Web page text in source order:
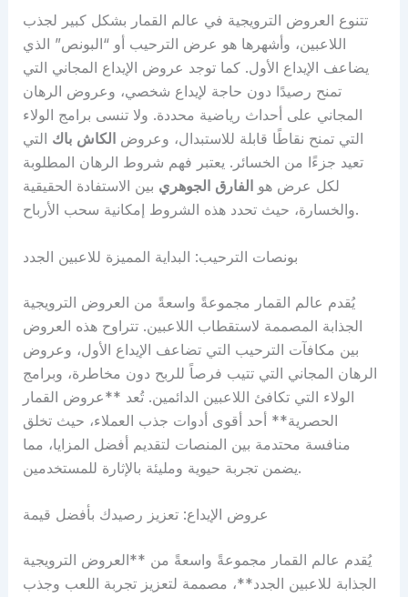
تتنوع العروض الترويجية في عالم القمار بشكل كبير لجذب
اللاعبين، وأشهرها هو عرض الترحيب أو “البونص” الذي
يضاعف الإيداع الأول. كما توجد عروض الإيداع المجاني التي
تمنح رصيدًا دون حاجة لإيداع شخصي، وعروض الرهان
المجاني على أحداث رياضية محددة. ولا تنسى برامج الولاء
التي تمنح نقاطًا قابلة للاستبدال، وعروضالكاش باك التي
تعيد جزءًا من الخسائر. يعتبر فهم شروط الرهان المطلوبة
لكل عرض هوالفارق الجوهري بين الاستفادة الحقيقية
والخسارة، حيث تحدد هذه الشروط إمكانية سحب الأرباح.
بونصات الترحيب: البداية المميزة للاعبين الجدد
يُقدم عالم القمار مجموعةً واسعةً من العروض الترويجية
الجذابة المصممة لاستقطاب اللاعبين. تتراوح هذه العروض
بين مكافآت الترحيب التي تضاعف الإيداع الأول، وعروض
الرهان المجاني التي تتيب فرصاً للربح دون مخاطرة، وبرامج
الولاء التي تكافئ اللاعبين الدائمين. تُعد **عروض القمار
الحصرية** أحد أقوى أدوات جذب العملاء، حيث تخلق
منافسة محتدمة بين المنصات لتقديم أفضل المزايا، مما
يضمن تجربة حيوية ومليئة بالإثارة للمستخدمين.
عروض الإيداع: تعزيز رصيدك بأفضل قيمة
يُقدم عالم القمار مجموعةً واسعةً من **العروض الترويجية
الجذابة للاعبين الجدد**، مصممة لتعزيز تجربة اللعب وجذب